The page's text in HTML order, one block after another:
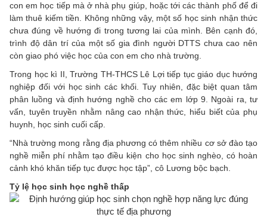
con em học tiếp mà ở nhà phụ giúp, hoặc tới các thành phố để đi
làm thuê kiếm tiền. Không những vậy, một số học sinh nhận thức
chưa đúng về hướng đi trong tương lai của mình. Bên cạnh đó,
trình độ dân trí của một số gia đình người DTTS chưa cao nên
còn giao phó việc học của con em cho nhà trường.
Trong học kì II, Trường TH-THCS Lê Lợi tiếp tục giáo dục hướng
nghiệp đối với học sinh các khối. Tuy nhiên, đặc biệt quan tâm
phân luồng và định hướng nghề cho các em lớp 9. Ngoài ra, tư
vấn, tuyên truyền nhằm nâng cao nhận thức, hiểu biết của phụ
huynh, học sinh cuối cấp.
“Nhà trường mong rằng địa phương có thêm nhiều cơ sở đào tạo
nghề miễn phí nhằm tạo điều kiện cho học sinh nghèo, có hoàn
cảnh khó khăn tiếp tục được học tập”, cô Lương bộc bạch.
Tỷ lệ học sinh học nghề thấp